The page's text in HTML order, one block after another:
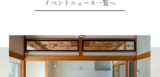
イベントニュース一覧へ